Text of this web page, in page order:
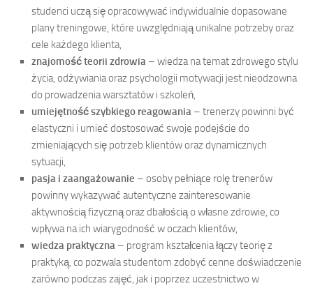
studenci uczą się opracowywać indywidualnie dopasowane
plany treningowe, które uwzględniają unikalne potrzeby oraz
cele każdego klienta,
znajomość teorii zdrowia – wiedza na temat zdrowego stylu
życia, odżywiania oraz psychologii motywacji jest nieodzowna
do prowadzenia warsztatów i szkoleń,
umiejętność szybkiego reagowania – trenerzy powinni być
elastyczni i umieć dostosować swoje podejście do
zmieniających się potrzeb klientów oraz dynamicznych
sytuacji,
pasja i zaangażowanie – osoby pełniące rolę trenerów
powinny wykazywać autentyczne zainteresowanie
aktywnością fizyczną oraz dbałością o własne zdrowie, co
wpływa na ich wiarygodność w oczach klientów,
wiedza praktyczna – program kształcenia łączy teorię z
praktyką, co pozwala studentom zdobyć cenne doświadczenie
zarówno podczas zajęć, jak i poprzez uczestnictwo w